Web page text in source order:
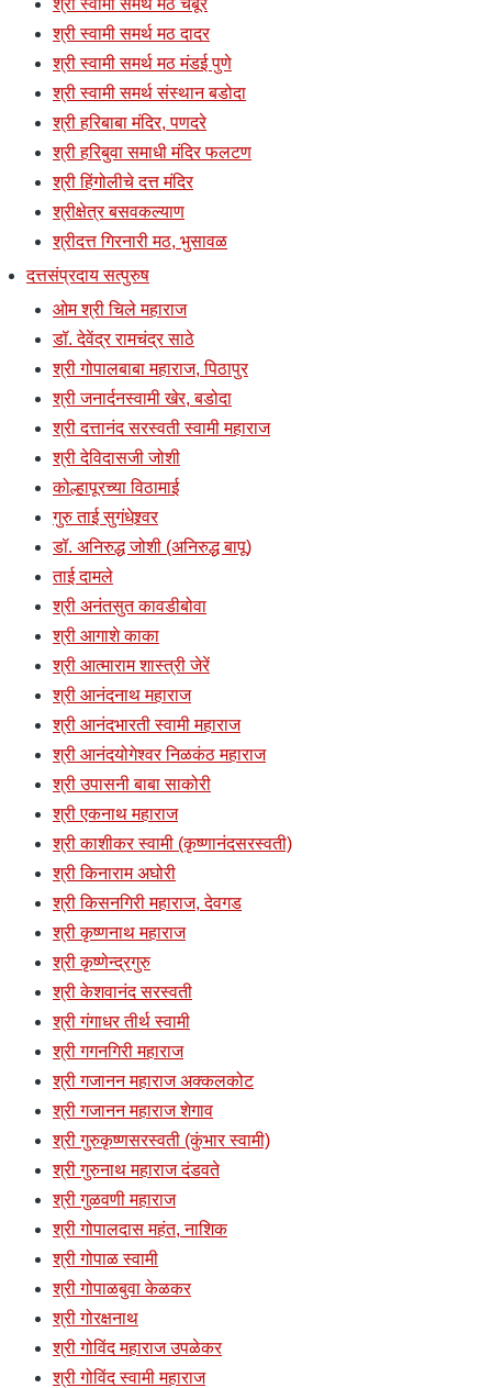
श्री स्वामी समर्थ मठ दादर
श्री स्वामी समर्थ मठ मंडई पुणे
श्री स्वामी समर्थ संस्थान बडोदा
श्री हरिबाबा मंदिर, पणदरे
श्री हरिबुवा समाधी मंदिर फलटण
श्री हिंगोलीचे दत्त मंदिर
श्रीक्षेत्र बसवकल्याण
श्रीदत्त गिरनारी मठ, भुसावळ
दत्तसंप्रदाय सत्पुरुष
ओम श्री चिले महाराज
डॉ. देवेंद्र रामचंद्र साठे
श्री गोपालबाबा महाराज, पिठापुर
श्री जनार्दनस्वामी खेर, बडोदा
श्री दत्तानंद सरस्वती स्वामी महाराज
श्री देविदासजी जोशी
कोल्हापूरच्या विठामाई
गुरु ताई सुगंधेश्र्वर
डॉ. अनिरुद्ध जोशी (अनिरुद्ध बापू)
ताई दामले
श्री अनंतसुत कावडीबोवा
श्री आगाशे काका
श्री आत्माराम शास्त्री जेरें
श्री आनंदनाथ महाराज
श्री आनंदभारती स्वामी महाराज
श्री आनंदयोगेश्वर निळकंठ महाराज
श्री उपासनी बाबा साकोरी
श्री एकनाथ महाराज
श्री काशीकर स्वामी (कृष्णानंदसरस्वती)
श्री किनाराम अघोरी
श्री किसनगिरी महाराज, देवगड
श्री कृष्णनाथ महाराज
श्री कृष्णेन्द्रगुरु
श्री केशवानंद सरस्वती
श्री गंगाधर तीर्थ स्वामी
श्री गगनगिरी महाराज
श्री गजानन महाराज अक्कलकोट
श्री गजानन महाराज शेगाव
श्री गुरुकृष्णसरस्वती (कुंभार स्वामी)
श्री गुरुनाथ महाराज दंडवते
श्री गुळवणी महाराज
श्री गोपालदास महंत, नाशिक
श्री गोपाळ स्वामी
श्री गोपाळबुवा केळकर
श्री गोरक्षनाथ
श्री गोविंद महाराज उपळेकर
श्री गोविंद स्वामी महाराज